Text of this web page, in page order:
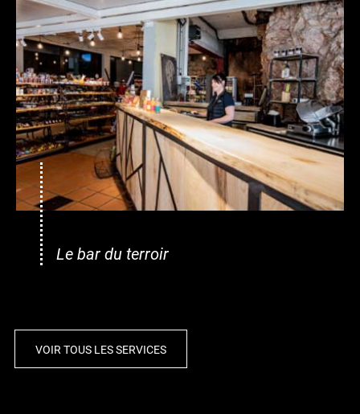
Le bar du terroir
VOIR TOUS LES SERVICES